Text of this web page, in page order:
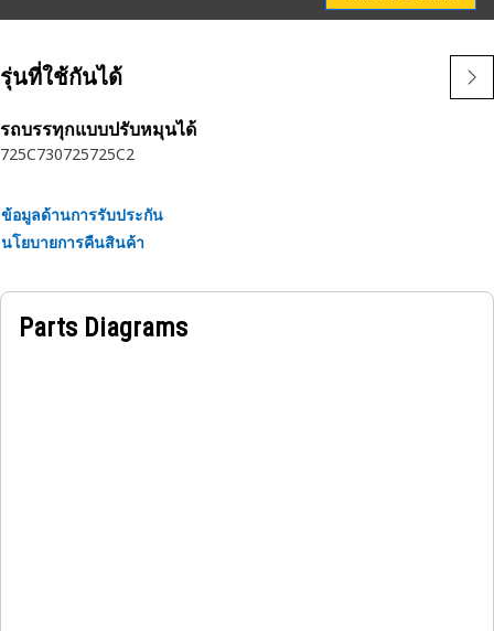
รุ่นที่ใช้กันได้
รถบรรทุกแบบปรับหมุนได้
725C730725725C2
ข้อมูลด้านการรับประกัน
นโยบายการคืนสินค้า
Parts Diagrams